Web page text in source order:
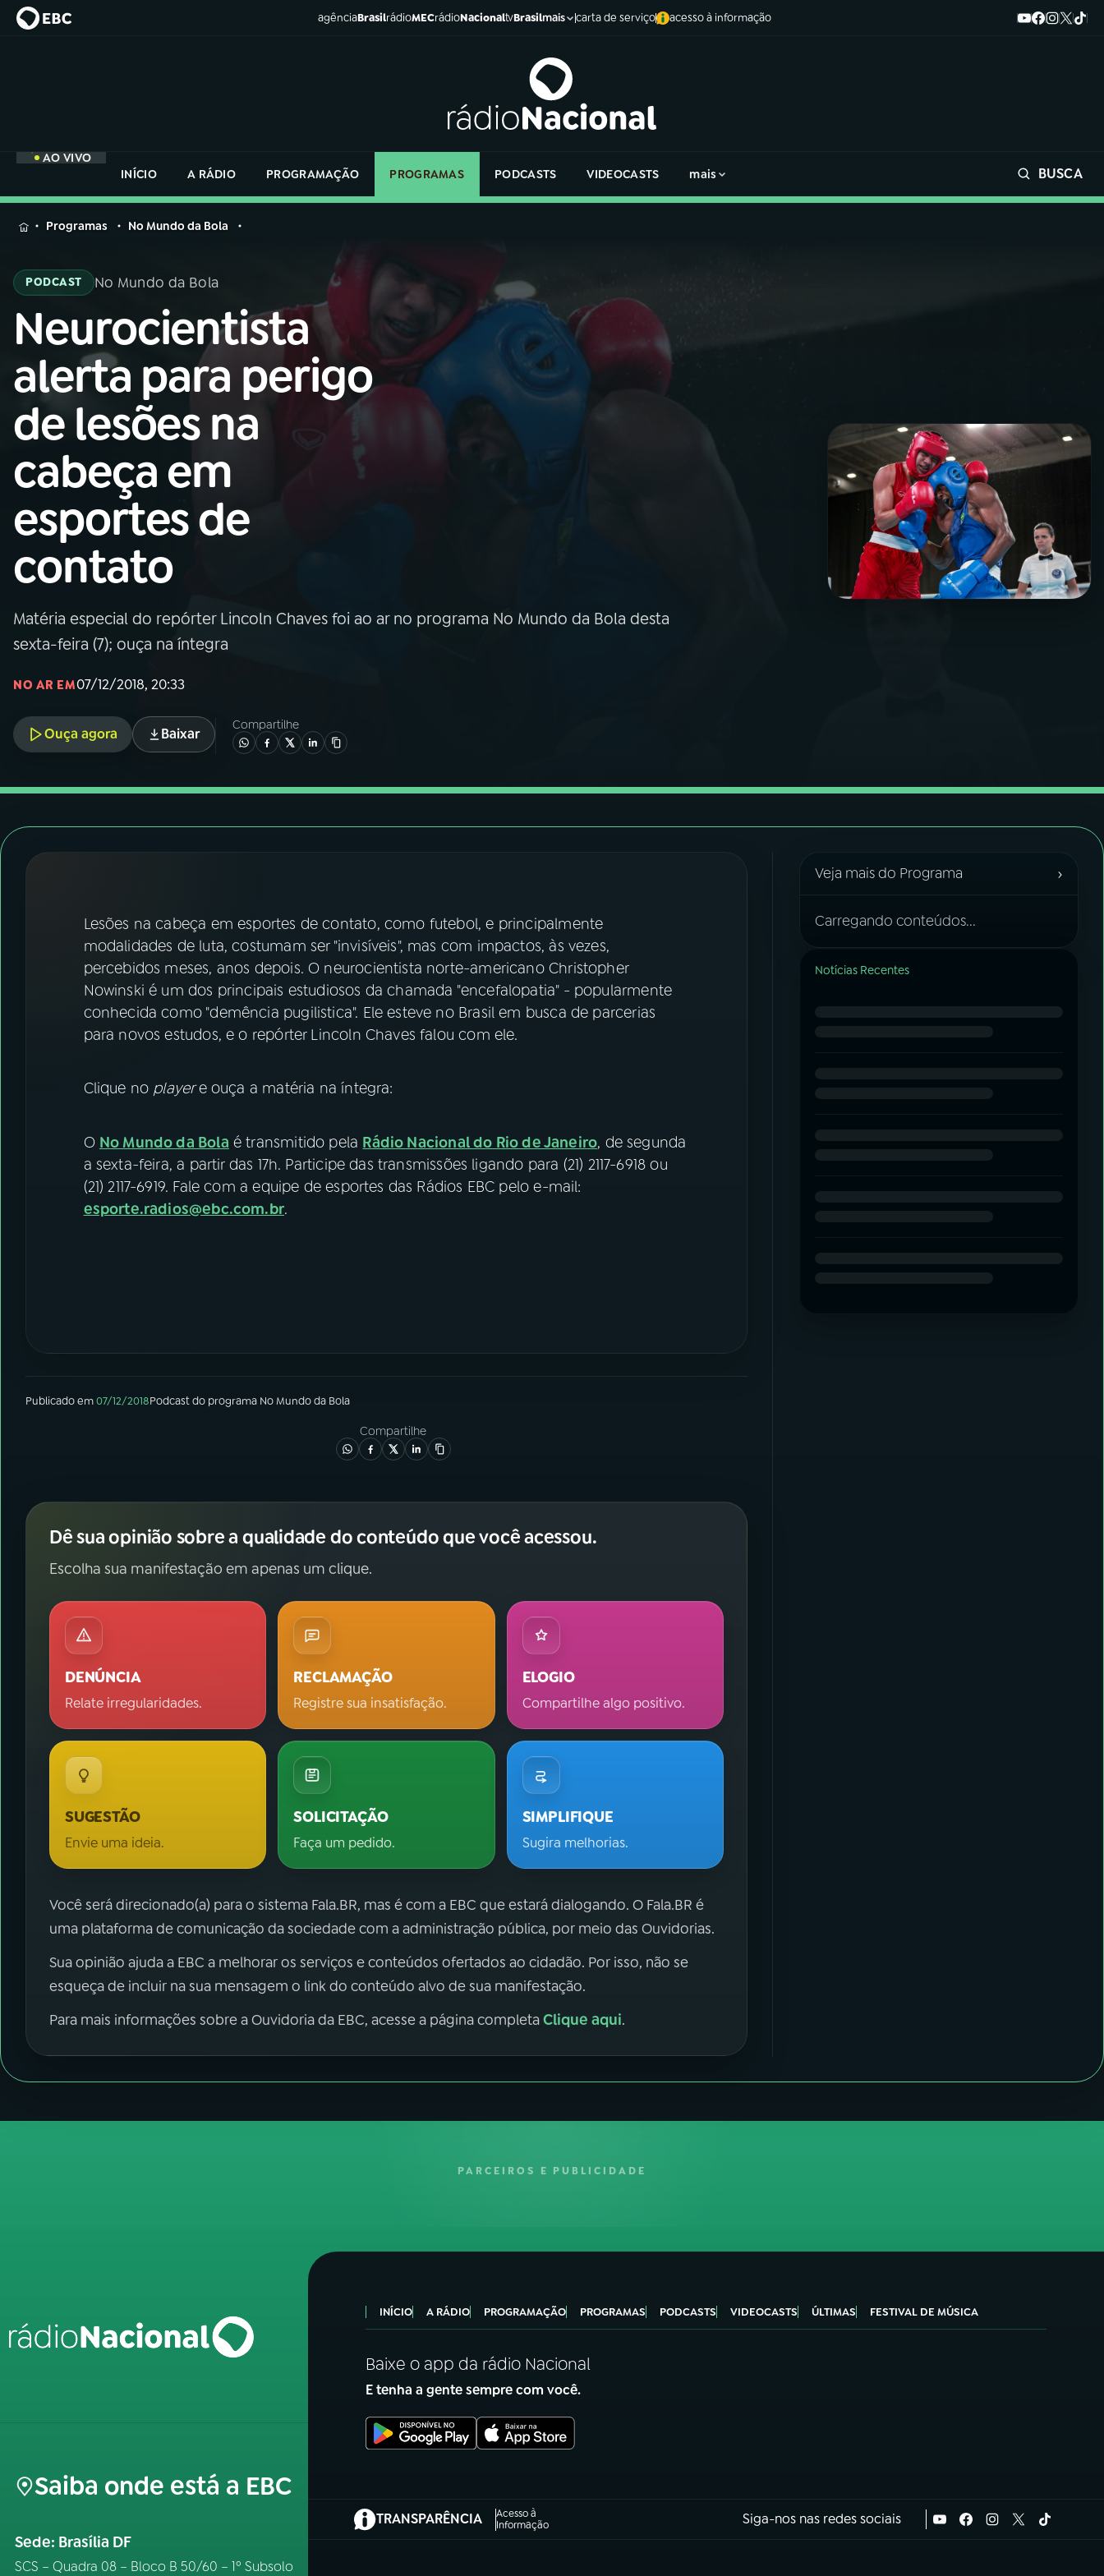
agênciaBrasilrádioMECrádioNacionaltvBrasilmais carta de serviço acesso à informação
AO VIVO
INÍCIO
A RÁDIO PROGRAMAÇÃO PROGRAMAS PODCASTS VIDEOCASTS mais BUSCA
MENU
Buscar
na
Rádio
Nacional
AO VIVO
01 INÍCIO
02 A RÁDIO
03 PROGRAMAÇÃO
04 PROGRAMAS
PODCASTS
06VIDEOCASTS
07ÚLTIMAS
08FESTIVAL DE MÚSICA
Instagram X
na
Rádio
Programas No Mundo da Bola
PODCAST No Mundo da Bola
Neurocientista
alerta para perigo
de lesões na
cabeça em
esportes de
contato
Matéria especial do repórter Lincoln Chaves foi ao ar no programa No Mundo da Bola desta
sexta-feira (7); ouça na íntegra
NO AR EM07/12/2018, 20:33
Ouça agora Baixar
Compartilhe
Lesões na cabeça em esportes de contato, como futebol, e principalmente
modalidades de luta, costumam ser "invisíveis", mas com impactos, às vezes,
percebidos meses, anos depois. O neurocientista norte-americano Christopher
Nowinski é um dos principais estudiosos da chamada "encefalopatia" - popularmente
conhecida como "demência pugilistica". Ele esteve no Brasil em busca de parcerias
para novos estudos, e o repórter Lincoln Chaves falou com ele.
Clique no playere ouça a matéria na íntegra:
O No Mundo da Bola é transmitido pela Rádio Nacional do Rio de Janeiro, de segunda
a sexta-feira, a partir das 17h. Participe das transmissões ligando para (21) 2117-6918 ou
(21) 2117-6919. Fale com a equipe de esportes das Rádios EBC pelo e-mail:
esporte.radios@ebc.com.br.
Publicado em07/12/2018Podcastdo programa No Mundo da Bola
Compartilhe
Dê sua opinião sobre a qualidade do conteúdo que você acessou.
Escolha sua manifestação em apenas um clique.
DENÚNCIA
Relate irregularidades.
RECLAMAÇÃO
Registre sua insatisfação.
ELOGIO
Compartilhe algo positivo.
SUGESTÃO
Envie uma ideia.
SOLICITAÇÃO
Faça um pedido.
SIMPLIFIQUE
Sugira melhorias.
Você será direcionado(a) para o sistema Fala.BR, mas é com a EBC que estará dialogando. O Fala.BR é
uma plataforma de comunicação da sociedade com a administração pública, por meio das Ouvidorias.
Sua opinião ajuda a EBC a melhorar os serviços e conteúdos ofertados ao cidadão. Por isso, não se
esqueça de incluir na sua mensagem o link do conteúdo alvo de sua manifestação.
Para mais informações sobre a Ouvidoria da EBC, acesse a página completaClique aqui.
Veja mais do Programa ›
Carregando conteúdos...
Notícias Recentes
PARCEIROS E PUBLICIDADE
Saiba onde está a EBC
Sede: Brasília DF
SCS – Quadra 08 – Bloco B 50/60 – 1º Subsolo
INÍCIO A RÁDIO PROGRAMAÇÃO PROGRAMAS PODCASTS VIDEOCASTS ÚLTIMAS FESTIVAL DE MÚSICA
Baixe o app da rádio Nacional
E tenha a gente sempre com você.
TRANSPARÊNCIA
Acesso à
Informação
(abre em nova aba) Siga-nos nas redes sociais